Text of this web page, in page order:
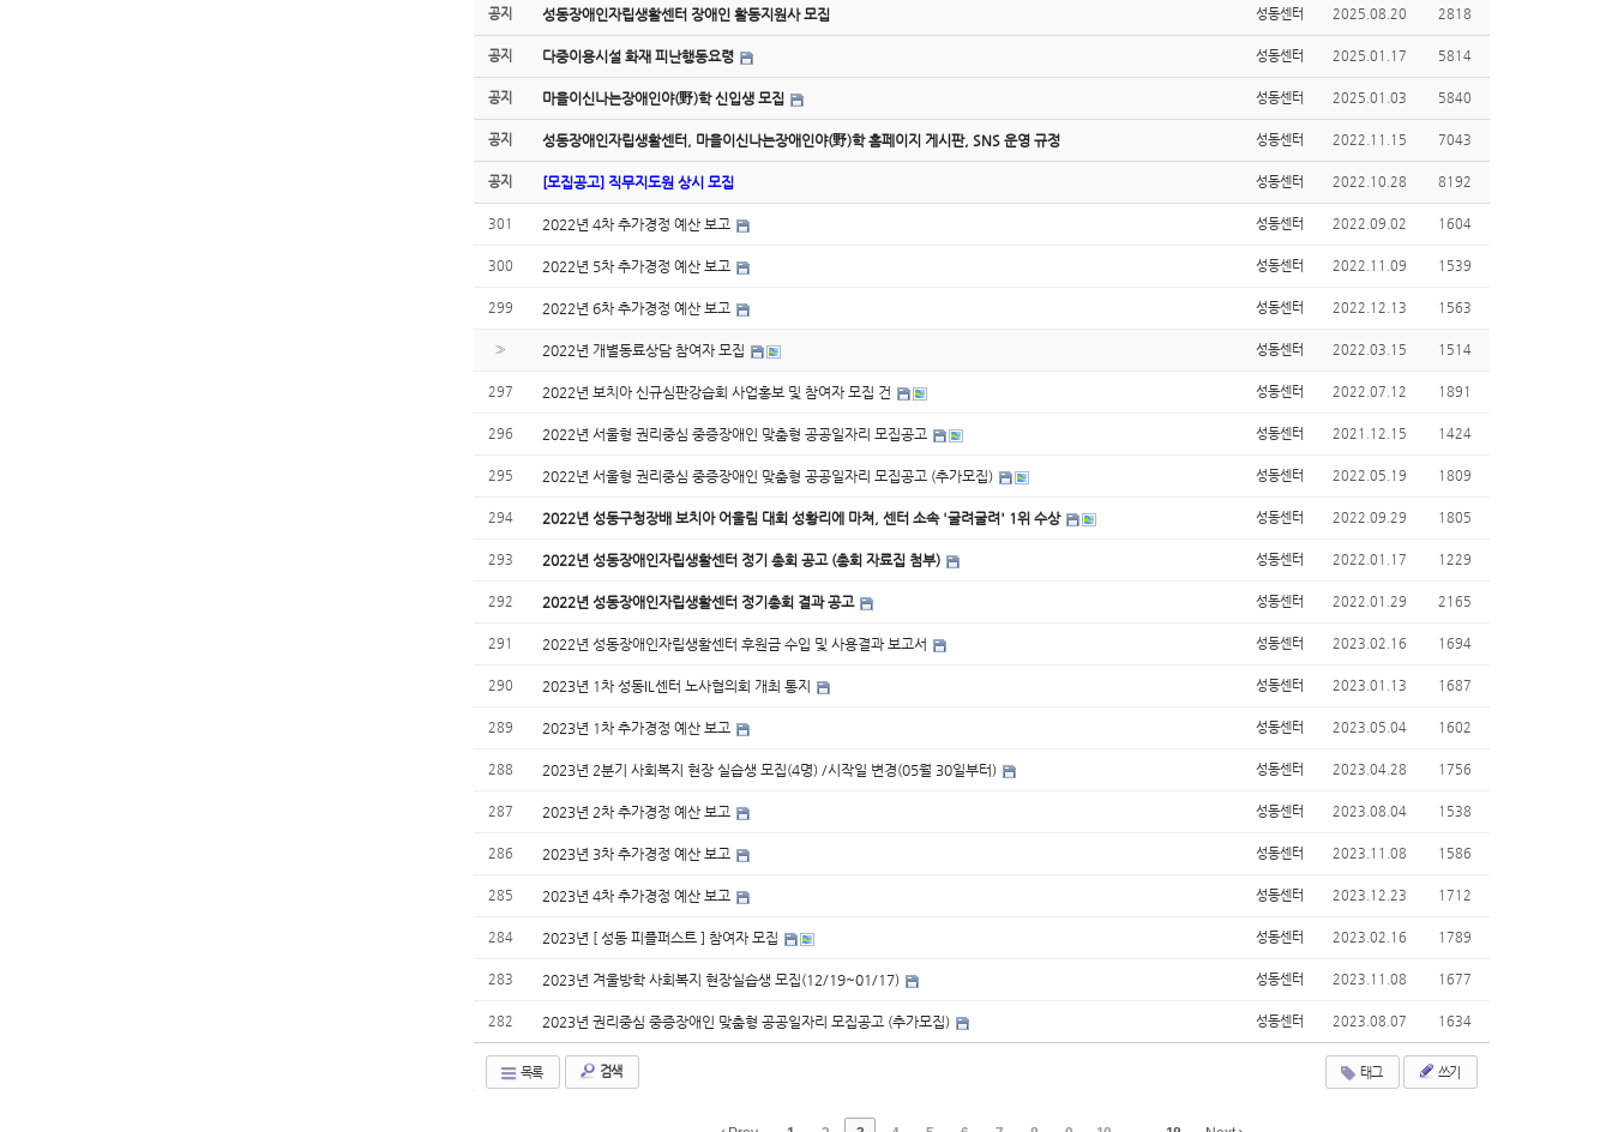
공지 성동장애인자립생활센터 장애인 활동지원사 모집 성동센터 2025.08.20 2818
공지 다중이용시설 화재 피난행동요령 성동센터 2025.01.17 5814
공지 마을이신나는장애인야(野)학 신입생 모집 성동센터 2025.01.03 5840
공지 성동장애인자립생활센터, 마을이신나는장애인야(野)학 홈페이지 게시판, SNS 운영 규정 성동센터 2022.11.15 7043
공지 [모집공고] 직무지도원 상시 모집 성동센터 2022.10.28 8192
301 2022년 4차 추가경정 예산 보고 성동센터 2022.09.02 1604
300 2022년 5차 추가경정 예산 보고 성동센터 2022.11.09 1539
299 2022년 6차 추가경정 예산 보고 성동센터 2022.12.13 1563
» 2022년 개별동료상담 참여자 모집 성동센터 2022.03.15 1514
297 2022년 보치아 신규심판강습회 사업홍보 및 참여자 모집 건 성동센터 2022.07.12 1891
296 2022년 서울형 권리중심 중증장애인 맞춤형 공공일자리 모집공고 성동센터 2021.12.15 1424
295 2022년 서울형 권리중심 중증장애인 맞춤형 공공일자리 모집공고 (추가모집) 성동센터 2022.05.19 1809
294 2022년 성동구청장배 보치아 어울림 대회 성황리에 마쳐, 센터 소속 '굴려굴려' 1위 수상 성동센터 2022.09.29 1805
293 2022년 성동장애인자립생활센터 정기 총회 공고 (총회 자료집 첨부) 성동센터 2022.01.17 1229
292 2022년 성동장애인자립생활센터 정기총회 결과 공고 성동센터 2022.01.29 2165
291 2022년 성동장애인자립생활센터 후원금 수입 및 사용결과 보고서 성동센터 2023.02.16 1694
290 2023년 1차 성동IL센터 노사협의회 개최 통지 성동센터 2023.01.13 1687
289 2023년 1차 추가경정 예산 보고 성동센터 2023.05.04 1602
288 2023년 2분기 사회복지 현장 실습생 모집(4명) /시작일 변경(05월 30일부터) 성동센터 2023.04.28 1756
287 2023년 2차 추가경정 예산 보고 성동센터 2023.08.04 1538
286 2023년 3차 추가경정 예산 보고 성동센터 2023.11.08 1586
285 2023년 4차 추가경정 예산 보고 성동센터 2023.12.23 1712
284 2023년 [ 성동 피플퍼스트 ] 참여자 모집 성동센터 2023.02.16 1789
283 2023년 겨울방학 사회복지 현장실습생 모집(12/19~01/17) 성동센터 2023.11.08 1677
282 2023년 권리중심 중증장애인 맞춤형 공공일자리 모집공고 (추가모집) 성동센터 2023.08.07 1634
목록 검색 태그 쓰기